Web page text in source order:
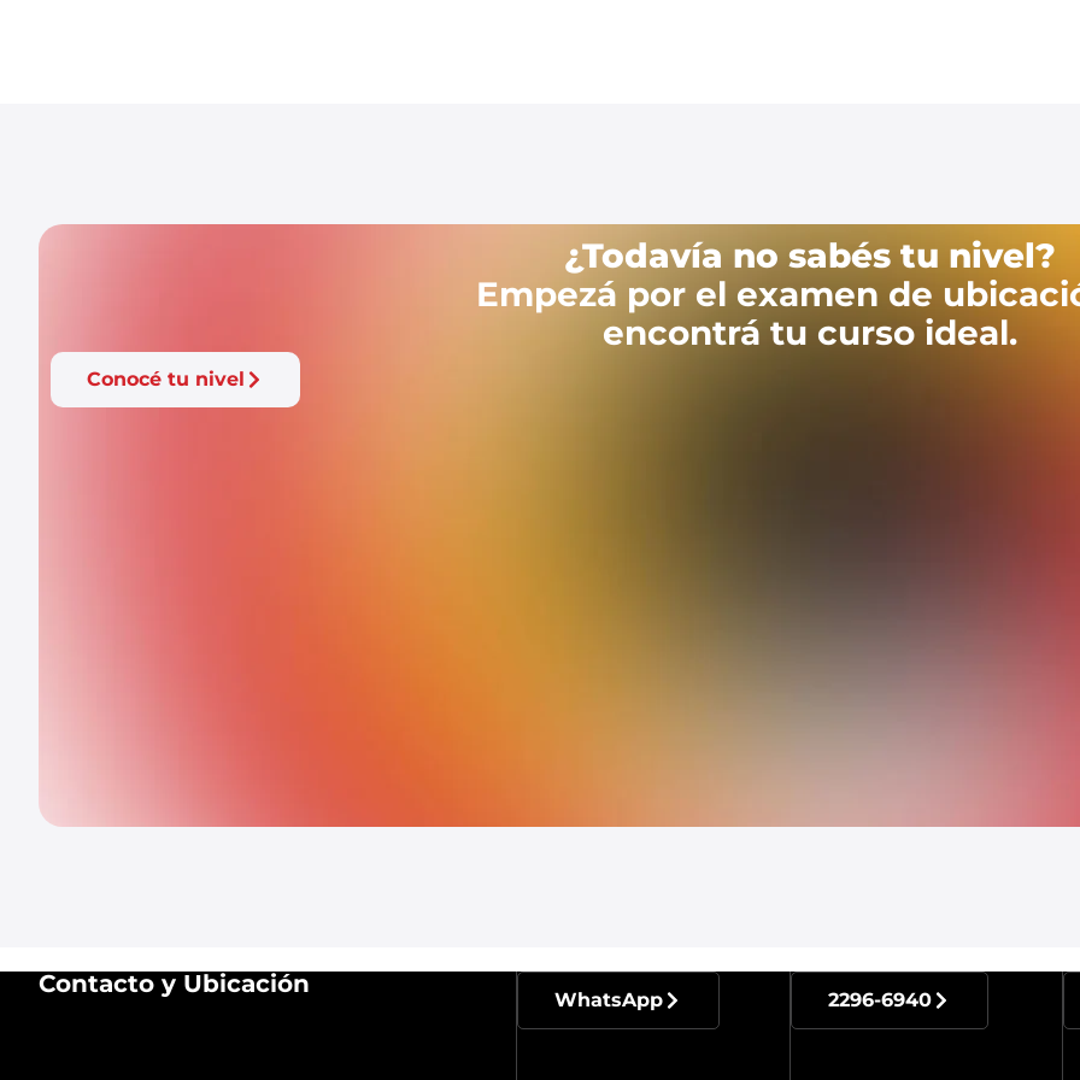
¿Todavía no sabés tu nivel?
Empezá por el examen de
encontrá tu curso ideal.
Conocé tu nivel
Contacto y Ubicación
WhatsApp 2296-6940